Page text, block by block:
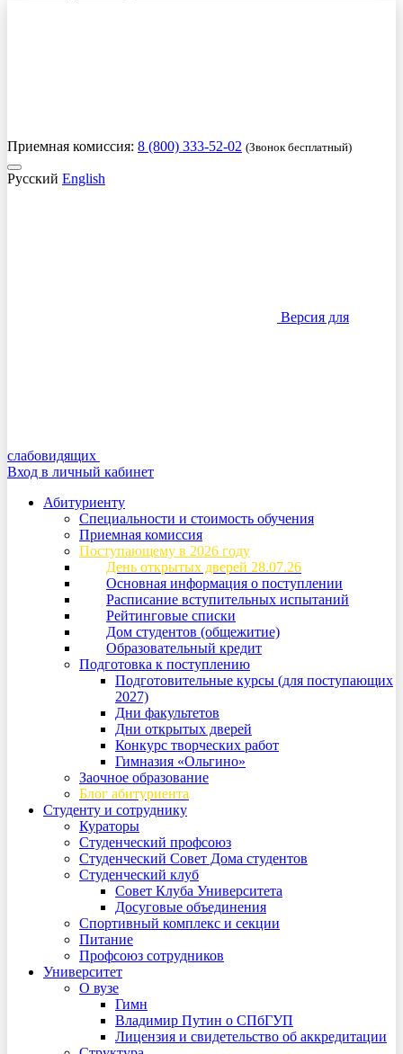
Приемная комиссия: 8 (800) 333-52-02 (Звонок бесплатный)
Русский English
Версия для
слабовидящих
Вход в личный кабинет
Абитуриенту
Специальности и стоимость обучения
Приемная комиссия
Поступающему в 2026 году
День открытых дверей 28.07.26
Основная информация о поступлении
Расписание вступительных испытаний
Рейтинговые списки
Дом студентов (общежитие)
Образовательный кредит
Подготовка к поступлению
Подготовительные курсы (для поступающих
2027)
Дни факультетов
Дни открытых дверей
Конкурс творческих работ
Гимназия «Ольгино»
Заочное образование
Блог абитуриента
Студенту и сотруднику
Кураторы
Студенческий профсоюз
Студенческий Совет Дома студентов
Студенческий клуб
Совет Клуба Университета
Досуговые объединения
Спортивный комплекс и секции
Питание
Профсоюз сотрудников
Университет
О вузе
Гимн
Владимир Путин о СПбГУП
Лицензия и свидетельство об аккредитации